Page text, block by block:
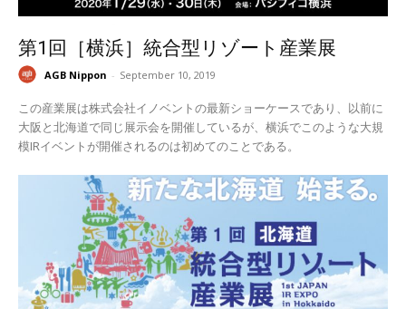
第1回［横浜］統合型リゾート産業展
AGB Nippon - September 10, 2019
この産業展は株式会社イノベントの最新ショーケースであり、以前に
大阪と北海道で同じ展示会を開催しているが、横浜でこのような大規
模IRイベントが開催されるのは初めてのことである。